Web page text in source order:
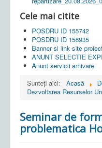
Cele mai citite
POSDRU ID 155742
POSDRU ID 156935
Banner si link site
ANUNT SELECTIE
Anunt servicii arhivare
Sunteți aici:
Acasă
Dezvoltarea Resurselor
Seminar de
problematica